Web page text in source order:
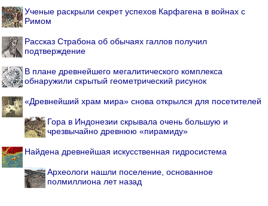
Ученые раскрыли секрет успехов Карфагена в войнах с
Римом
Рассказ Страбона об обычаях галлов получил
подтверждение
В плане древнейшего мегалитического комплекса
обнаружили скрытый геометрический рисунок
«Древнейший храм мира» снова открылся для посетителей
Гора в Индонезии скрывала очень большую и
чрезвычайно древнюю «пирамиду»
Найдена древнейшая искусственная гидросистема
Археологи нашли поселение, основанное
полмиллиона лет назад